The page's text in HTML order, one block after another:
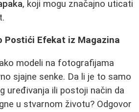
, koji mogu značajno uticati
Postići Efekat iz Magazina
modeli na fotografijama
sjajne senke. Da li je to samo
uređivanja ili postoji način da
u stvarnom životu? Odgovor